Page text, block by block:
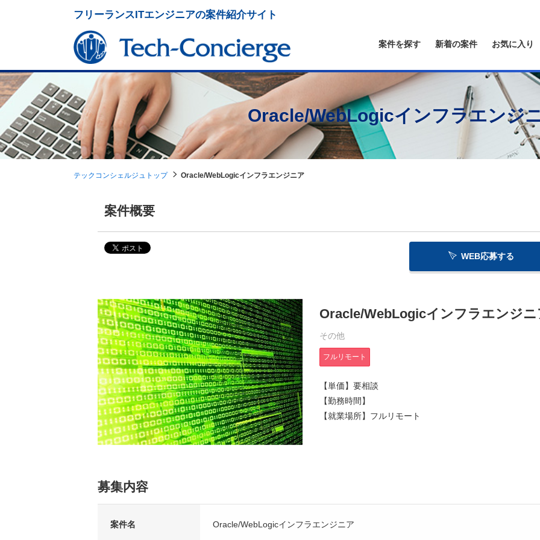
フリーランスITエンジニアの案件紹介サイト
案件を探す 新着の案件 お気に入り
Oracle/WebLogicインフラエンジ
テックコンシェルジュトップ Oracle/WebLogicインフラエンジニア
案件概要
WEB応募する
Oracle/WebLogicインフラエンジニ
その他
フルリモート
【単価】要相談
【勤務時間】
【就業場所】フルリモート
募集内容
案件名 Oracle/WebLogicインフラエンジニア